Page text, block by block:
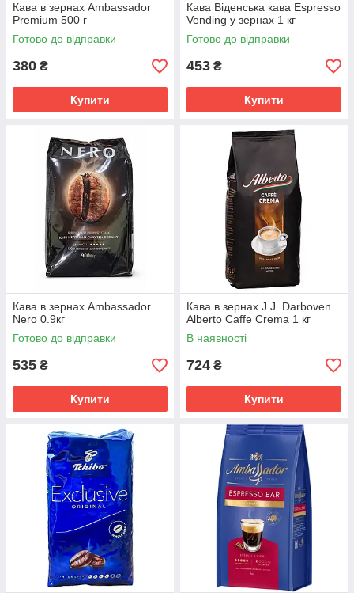
Кава в зернах Ambassador
Premium 500 г
Готово до відправки
380 ₴
Купити
Кава Віденська кава Espresso
Vending у зернах 1 кг
Готово до відправки
453 ₴
Купити
Кава в зернах Ambassador
Nero 0.9кг
Готово до відправки
535 ₴
Купити
Кава в зернах J.J. Darboven
Alberto Caffe Crema 1 кг
В наявності
724 ₴
Купити